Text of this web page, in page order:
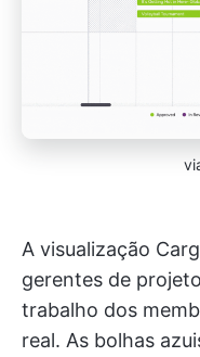
A visualização
gerentes de
trabalho dos
real. As bolhas